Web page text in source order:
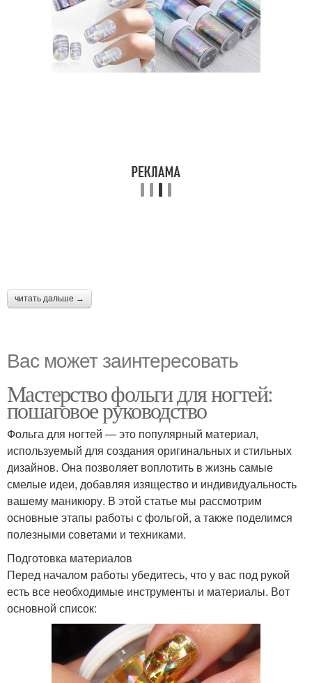
читать дальше →
Вас может заинтересовать
Мастерство фольги для ногтей:
пошаговое руководство
Фольга для ногтей — это популярный материал,
используемый для создания оригинальных и стильных
дизайнов. Она позволяет воплотить в жизнь самые
смелые идеи, добавляя изящество и индивидуальность
вашему маникюру. В этой статье мы рассмотрим
основные этапы работы с фольгой, а также поделимся
полезными советами и техниками.
Подготовка материалов
Перед началом работы убедитесь, что у вас под рукой
есть все необходимые инструменты и материалы. Вот
основной список: